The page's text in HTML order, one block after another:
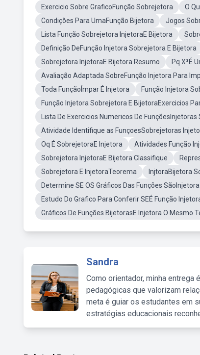
Exercicio Sobre GraficoFunção Sobrejetora
O
Condições Para UmaFunção Bijetora
Jogos
Lista Função Sobrejetora InjetoraE Bijetora
Definição DeFunção Injetora Sobrejetora E Bijetora
Sobrejetora InjetoraE Bijetora Resumo
Pq X³É
Avaliação Adaptada SobreFunção Injetora Para
Toda FunçãoÍmpar É Injetora
Função Injetora
Função Injetora Sobrejetora E BijetoraExercicios
Lista De Exercicios Numericos De
Atividade Identifique as FunçoesSobrejetoras
Oq É SobrejetoraE Injetora
Atividades Função
Sobrejetora InjetoraE Bijetora Classifique
Sobrejetora E InjetoraTeorema
InjtoraBijetora
Determine SE OS Gráficos Das Funções
Estudo Do Grafico Para Conferir SEÉ Função
Gráficos De Funções BijetorasE Injetora O Mesmo
Sandra
Como orientador, minha
pedagógicas que valorizam
meta é guiar os estudantes em
estratégias educacionais